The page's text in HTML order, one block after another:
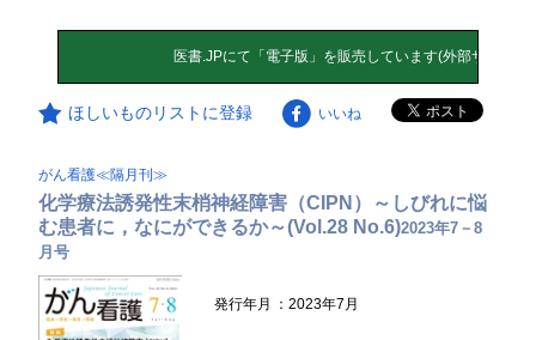
ほしいものリストに登録 いいね
がん看護≪隔月刊≫
化学療法誘発性末梢神経障害（CIPN）～しびれに悩
む患者に，なにができるか～(Vol.28 No.6)2023年7－8
月号
発行年月 ：2023年7月